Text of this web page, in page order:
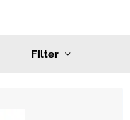
Filter